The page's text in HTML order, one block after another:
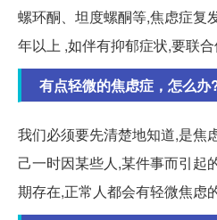
螺环酮、坦度螺酮等,焦虑症复
年以上 ,如伴有抑郁症状,要联合
有点轻微的焦虑症，怎么办
我们必须要先清楚地知道,是焦
己一时因某些人,某件事而引起
期存在,正常人都会有轻微焦虑